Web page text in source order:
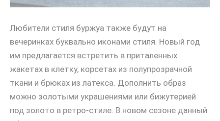
Любители стиля буржуа также будут на
вечеринках буквально иконами стиля. Новый год
им предлагается встретить в приталенных
жакетах в клетку, корсетах из полупрозрачной
ткани и брюках из латекса. Дополнить образ
можно золотыми украшениями или бижутерией
под золото в ретро-стиле. В новом сезоне данный